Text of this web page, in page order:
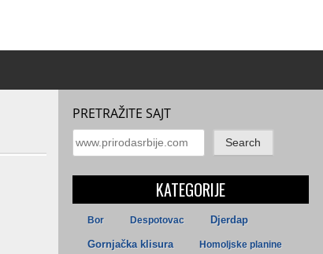
PRETRAŽITE SAJT
Search
KATEGORIJE
Bor Despotovac Djerdap
Gornjačka klisura Homoljske planine